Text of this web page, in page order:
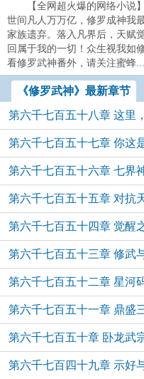
【全网超火爆的网络小说
世间凡人万万亿，修罗成神我
家族遗弃。落入凡界后，天赋
回属于我的一切！众生视我如
看修罗武神番外，请关注蜜蜂...
《修罗武神》最新章节
第六千七百五十八章 这里
第六千七百五十七章 你这
第六千七百五十六章 七界
第六千七百五十五章 对抗
第六千七百五十四章 觉醒
第六千七百五十三章 修武
第六千七百五十二章 星河
第六千七百五十一章 鼎盛
第六千七百五十章 卧龙武
第六千七百四十九章 示好